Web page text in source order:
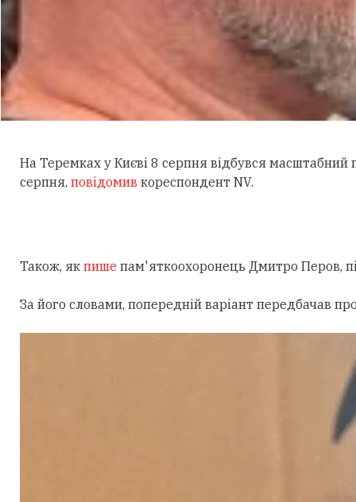
На Теремках у Києві 8 серпня відбувся масштабний
серпня, повідомив кореспондент NV.
Також, як пише пам'яткоохоронець Дмитро Перов,
За його словами, попередній варіант передбачав